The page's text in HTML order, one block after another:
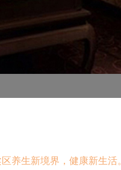
养生新境界，健康新生活。